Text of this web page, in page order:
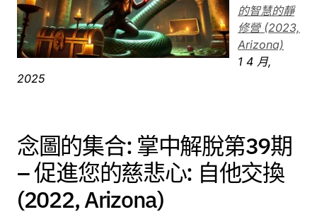
念圖的集合: 掌中解脫第39期
– 促進您的慈悲心: 自他交換
(2022, Arizona)
的智慧的靜
修營 (2023,
Arizona)
1 4 月,
2025